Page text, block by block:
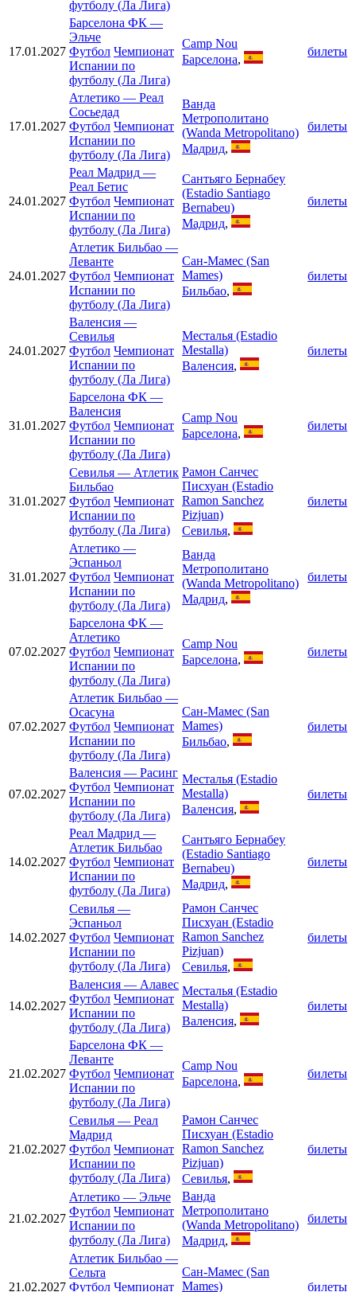
футболу (Ла Лига)
17.01.2027
Барселона ФК —
Эльче
Футбол Чемпионат
Испании по
футболу (Ла Лига)
Camp Nou
Барселона,
билеты
17.01.2027
Атлетико — Реал
Сосьедад
Футбол Чемпионат
Испании по
футболу (Ла Лига)
Ванда
Метрополитано
(Wanda Metropolitano)
Мадрид,
билеты
24.01.2027
Реал Мадрид —
Реал Бетис
Футбол Чемпионат
Испании по
футболу (Ла Лига)
Сантьяго Бернабеу
(Estadio Santiago
Bernabeu)
Мадрид,
билеты
24.01.2027
Атлетик Бильбао —
Леванте
Футбол Чемпионат
Испании по
футболу (Ла Лига)
Сан-Мамес (San
Mames)
Бильбао,
билеты
24.01.2027
Валенсия —
Севилья
Футбол Чемпионат
Испании по
футболу (Ла Лига)
Месталья (Estadio
Mestalla)
Валенсия,
билеты
31.01.2027
Барселона ФК —
Валенсия
Футбол Чемпионат
Испании по
футболу (Ла Лига)
Camp Nou
Барселона,
билеты
31.01.2027
Севилья — Атлетик
Бильбао
Футбол Чемпионат
Испании по
футболу (Ла Лига)
Рамон Санчес
Писхуан (Estadio
Ramon Sanchez
Pizjuan)
Севилья,
билеты
31.01.2027
Атлетико —
Эспаньол
Футбол Чемпионат
Испании по
футболу (Ла Лига)
Ванда
Метрополитано
(Wanda Metropolitano)
Мадрид,
билеты
07.02.2027
Барселона ФК —
Атлетико
Футбол Чемпионат
Испании по
футболу (Ла Лига)
Camp Nou
Барселона,
билеты
07.02.2027
Атлетик Бильбао —
Осасуна
Футбол Чемпионат
Испании по
футболу (Ла Лига)
Сан-Мамес (San
Mames)
Бильбао,
билеты
07.02.2027
Валенсия — Расинг
Футбол Чемпионат
Испании по
футболу (Ла Лига)
Месталья (Estadio
Mestalla)
Валенсия,
билеты
14.02.2027
Реал Мадрид —
Атлетик Бильбао
Футбол Чемпионат
Испании по
футболу (Ла Лига)
Сантьяго Бернабеу
(Estadio Santiago
Bernabeu)
Мадрид,
билеты
14.02.2027
Севилья —
Эспаньол
Футбол Чемпионат
Испании по
футболу (Ла Лига)
Рамон Санчес
Писхуан (Estadio
Ramon Sanchez
Pizjuan)
Севилья,
билеты
14.02.2027
Валенсия — Алавес
Футбол Чемпионат
Испании по
футболу (Ла Лига)
Месталья (Estadio
Mestalla)
Валенсия,
билеты
21.02.2027
Барселона ФК —
Леванте
Футбол Чемпионат
Испании по
футболу (Ла Лига)
Camp Nou
Барселона,
билеты
21.02.2027
Севилья — Реал
Мадрид
Футбол Чемпионат
Испании по
футболу (Ла Лига)
Рамон Санчес
Писхуан (Estadio
Ramon Sanchez
Pizjuan)
Севилья,
билеты
21.02.2027
Атлетико — Эльче
Футбол Чемпионат
Испании по
футболу (Ла Лига)
Ванда
Метрополитано
(Wanda Metropolitano)
Мадрид,
билеты
21.02.2027
Атлетик Бильбао —
Сельта
Футбол Чемпионат
Сан-Мамес (San
Mames)
билеты